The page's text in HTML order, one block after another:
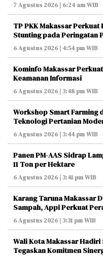
7 Agustus 2026 | 6:24 am WIB
TP PKK Makassar
Stunting pada Peringatan
6 Agustus 2026 | 4:54 pm WIB
Kominfo Makassar
Keamanan Informasi
6 Agustus 2026 | 3:48 pm WIB
Workshop Smart Farming
Teknologi Pertanian
6 Agustus 2026 | 3:44 pm WIB
Panen PM-AAS Sidrap
11 Ton per Hektare
6 Agustus 2026 | 3:41 pm WIB
Karang Taruna Makassar
Sampah, Appi Perkuat
6 Agustus 2026 | 3:31 pm WIB
Wali Kota Makassar Hadiri
Tegaskan Komitmen